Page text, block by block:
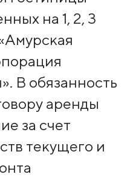
на 1, 2, 3
В обязанность
аренды
за счет
текущего и